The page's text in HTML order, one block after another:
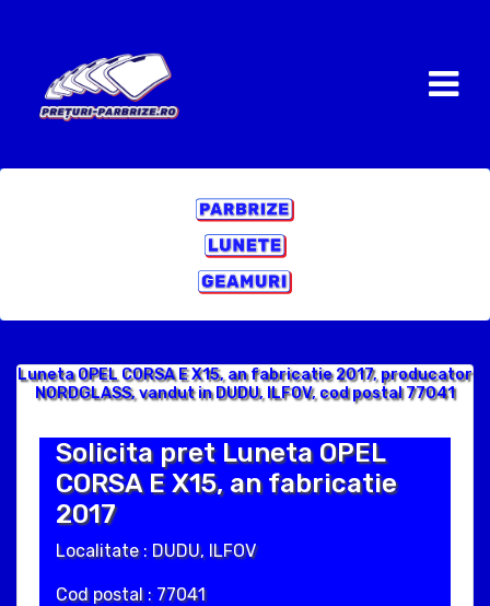
Luneta OPEL CORSA E X15, an fabricatie 2017, producator
NORDGLASS, vandut in DUDU, ILFOV, cod postal 77041
Solicita pret Luneta OPEL
CORSA E X15, an fabricatie
2017
Localitate : DUDU, ILFOV
Cod postal : 77041